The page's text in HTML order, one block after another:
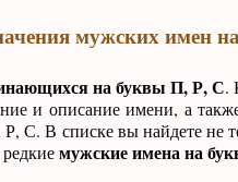
мужских имен
на буквы П, Р, С.
и описание имени, а
С. В списке вы найдете не
мужские имена на